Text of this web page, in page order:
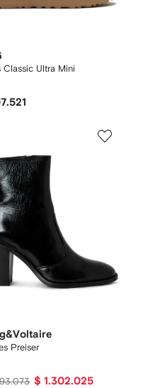
Classic Ultra Mini
Preiser
$ 1.302.025